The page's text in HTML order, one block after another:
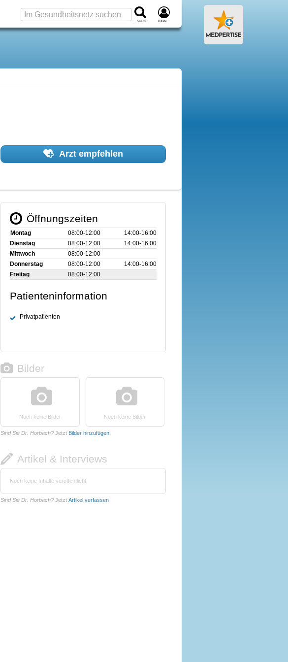
Suche Login
Arzt empfehlen
Öffnungszeiten
Montag 08:00‑12:00
14:00‑16:00
Dienstag
08:00‑12:00
14:00‑16:00
Mittwoch
08:00‑12:00
Donnerstag
08:00‑12:00
14:00‑16:00
Freitag
08:00‑12:00
Patienteninformation
Privatpatienten
Bilder
Noch keine Bilder Noch keine Bilder
Sind Sie Dr. Horbach? Jetzt Bilder hinzufügen
Artikel & Interviews
Noch keine Inhalte veröffentlicht
Sind Sie Dr. Horbach? Jetzt Artikel verfassen